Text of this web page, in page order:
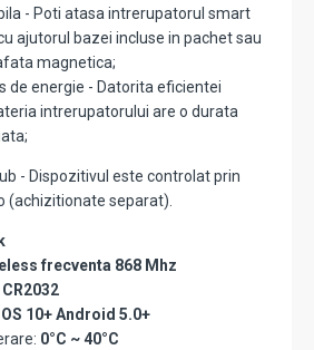
- Poti atasa intrerupatorul smart
ajutorul bazei incluse in pachet sau
magnetica;
de energie - Datorita eficientei
intrerupatorului are o durata
- Dispozitivul este controlat prin
(achizitionate separat).
frecventa 868 Mhz
10+ Android 5.0+
0°C ~ 40°C